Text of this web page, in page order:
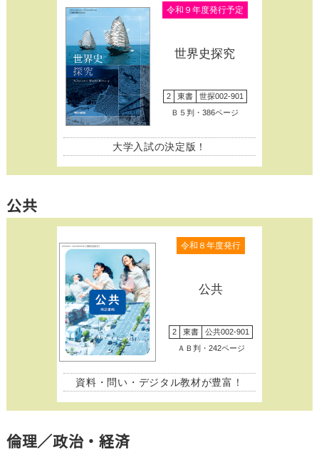
令和９年度発行予定
世界史探究
2 東書
世探002-901
Ｂ５判・386ページ
大学入試の決定版！
公共
令和８年度発行
公共
2 東書
公共002-901
ＡＢ判・242ページ
資料・問い・デジタル教材が豊富！
倫理／政治・経済